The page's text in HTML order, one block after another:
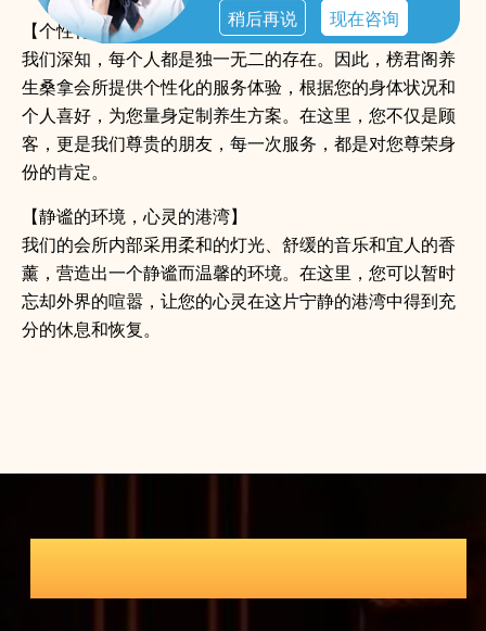
稍后再说 现在咨询
【个性化的体验，尊荣的享受】
我们深知，每个人都是独一无二的存在。因此，榜君阁养
生桑拿会所提供个性化的服务体验，根据您的身体状况和
个人喜好，为您量身定制养生方案。在这里，您不仅是顾
客，更是我们尊贵的朋友，每一次服务，都是对您尊荣身
份的肯定。
【静谧的环境，心灵的港湾】
我们的会所内部采用柔和的灯光、舒缓的音乐和宜人的香
薰，营造出一个静谧而温馨的环境。在这里，您可以暂时
忘却外界的喧嚣，让您的心灵在这片宁静的港湾中得到充
分的休息和恢复。
瑜伽导师